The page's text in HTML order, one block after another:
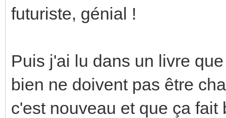
futuriste, génial !
Puis j'ai lu dans un livre
bien ne doivent pas être
c'est nouveau et que ça fait